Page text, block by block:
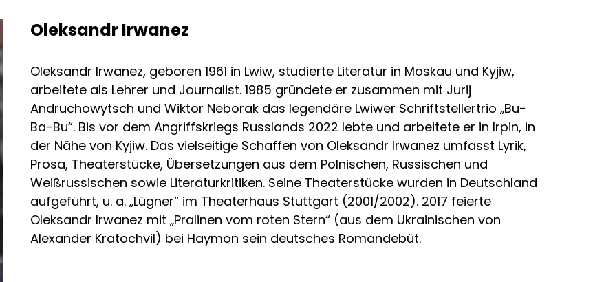
Oleksandr Irwanez
Oleksandr Irwanez, geboren 1961 in Lwiw, studierte Literatur in Moskau und Kyjiw,
arbeitete als Lehrer und Journalist. 1985 gründete er zusammen mit Jurij
Andruchowytsch und Wiktor Neborak das legendäre Lwiwer Schriftstellertrio „Bu-
Ba-Bu“. Bis vor dem Angriffskriegs Russlands 2022 lebte und arbeitete er in Irpin, in
der Nähe von Kyjiw. Das vielseitige Schaffen von Oleksandr Irwanez umfasst Lyrik,
Prosa, Theaterstücke, Übersetzungen aus dem Polnischen, Russischen und
Weißrussischen sowie Literaturkritiken. Seine Theaterstücke wurden in Deutschland
aufgeführt, u. a. „Lügner“ im Theaterhaus Stuttgart (2001/2002). 2017 feierte
Oleksandr Irwanez mit „Pralinen vom roten Stern“ (aus dem Ukrainischen von
Alexander Kratochvil) bei Haymon sein deutsches Romandebüt.